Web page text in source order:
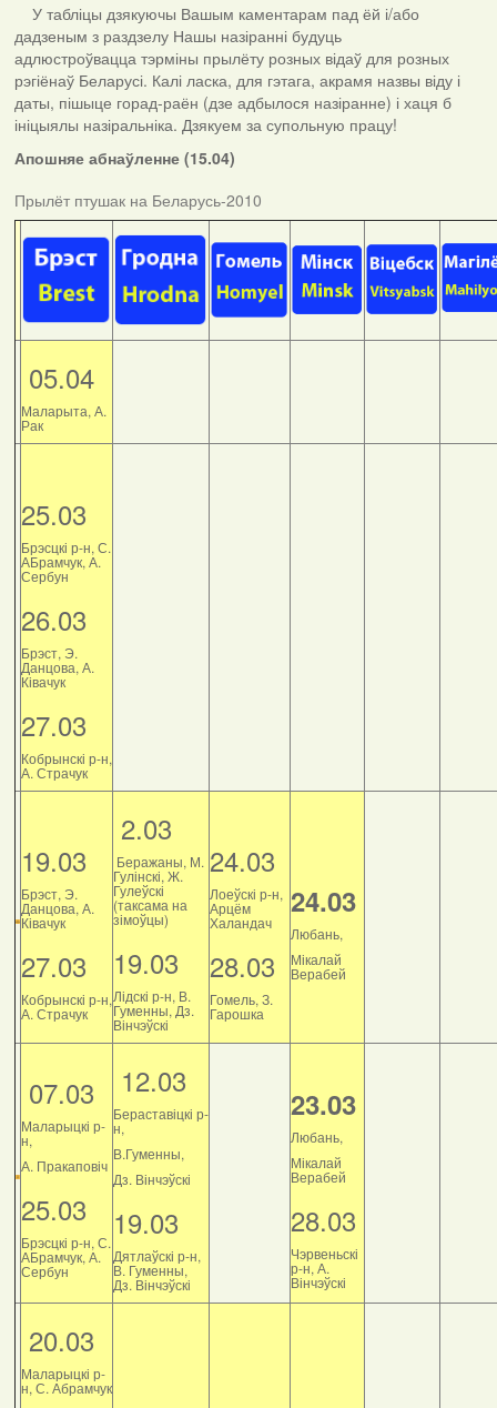
У табліцы дзякуючы Вашым каментарам пад ёй і/або
дадзеным з раздзелу Нашы назіранні будуць
адлюстроўвацца тэрміны прылёту розных відаў для розных
рэгіёнаў Беларусі. Калі ласка, для гэтага, акрамя назвы віду і
даты, пішыце горад-раён (дзе адбылося назіранне) і хаця б
ініцыялы назіральніка. Дзякуем за супольную працу!
Апошняе абнаўленне (15.04)
Прылёт птушак на Беларусь-2010
05.04
Маларыта, А.
Рак
25.03
Брэсцкі р-н, С.
АБрамчук, А.
Сербун
26.03
Брэст, Э.
Данцова, А.
Ківачук
27.03
Кобрынскі р-н,
А. Страчук
19.03
Брэст, Э.
Данцова, А.
Ківачук
27.03
Кобрынскі р-н,
А. Страчук
2.03
Беражаны, М.
Гулінскі, Ж.
Гулеўскі
(таксама на
зімоўцы)
19.03
Лідскі р-н, В.
Гуменны, Дз.
Вінчэўскі
24.03
Лоеўскі р-н,
Арцём
Халандач
28.03
Гомель, З.
Гарошка
24.03
Любань,
Мікалай
Верабей
07.03
Маларыцкі р-
н,
А. Пракаповіч
25.03
Брэсцкі р-н, С.
АБрамчук, А.
Сербун
12.03
Бераставіцкі р-
н,
В.Гуменны,
Дз. Вінчэўскі
19.03
Дятлаўскі р-н,
В. Гуменны,
Дз. Вінчэўскі
23.03
Любань,
Мікалай
Верабей
28.03
Чэрвеньскі
р-н, А.
Вінчэўскі
20.03
Маларыцкі р-
н, С. Абрамчук